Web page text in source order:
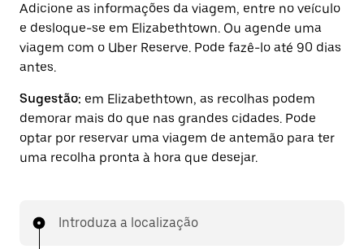
Adicione as informações da viagem, entre no veículo
e desloque-se em Elizabethtown. Ou agende uma
viagem com o Uber Reserve. Pode fazê-lo até 90 dias
antes.
Sugestão: em Elizabethtown, as recolhas podem
demorar mais do que nas grandes cidades. Pode
optar por reservar uma viagem de antemão para ter
uma recolha pronta à hora que desejar.
Introduza a localização